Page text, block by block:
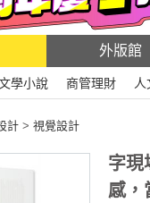
外版館
學小說 商管理財
計 > 視覺設計
字現
感，